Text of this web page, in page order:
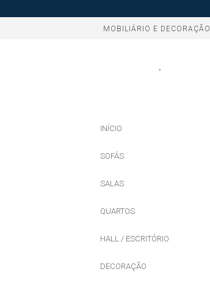
MOBILIÁRIO E DECORAÇÃO
INÍCIO
SOFÁS
SALAS
QUARTOS
HALL / ESCRITÓRIO
DECORAÇÃO